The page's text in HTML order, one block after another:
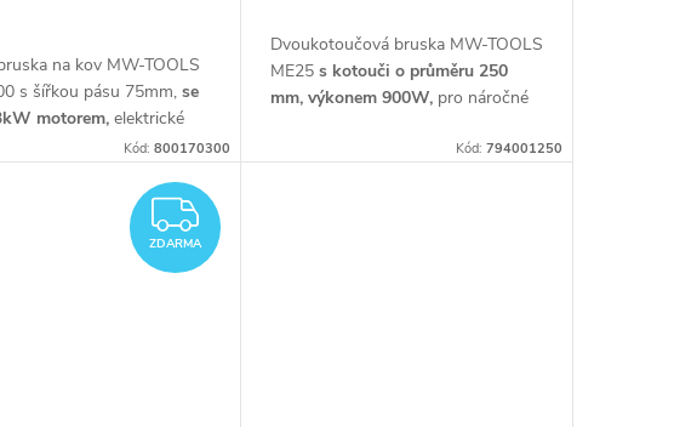
na kov MW-TOOLS
s šířkou pásu 75mm,se
motorem, elektrické
Kód: 800170300
Dvoukotoučová bruska MW-TOOLS
ME25s kotouči o průměru 250
mm, výkonem 900W, pro náročné
Kód: 794001250
ZDARMA
ZDARMA